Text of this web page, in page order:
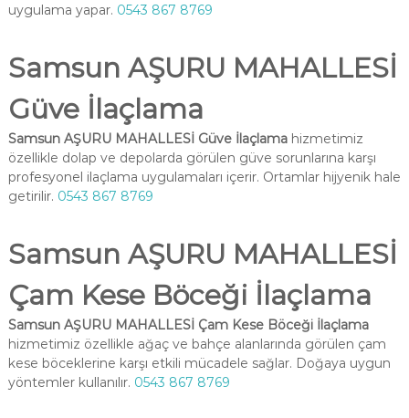
uygulama yapar. 0543 867 8769
Samsun AŞURU MAHALLESİ
Güve İlaçlama
Samsun AŞURU MAHALLESİ Güve İlaçlamahizmetimiz
özellikle dolap ve depolarda görülen güve sorunlarına karşı
profesyonel ilaçlama uygulamaları içerir. Ortamlar hijyenik hale
getirilir. 0543 867 8769
Samsun AŞURU MAHALLESİ
Çam Kese Böceği İlaçlama
Samsun AŞURU MAHALLESİ Çam Kese Böceği İlaçlama
hizmetimiz özellikle ağaç ve bahçe alanlarında görülen çam
kese böceklerine karşı etkili mücadele sağlar. Doğaya uygun
yöntemler kullanılır. 0543 867 8769